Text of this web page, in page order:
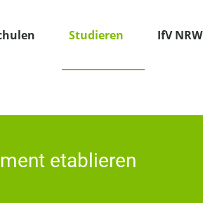
Studieren IfV NRW
etablieren